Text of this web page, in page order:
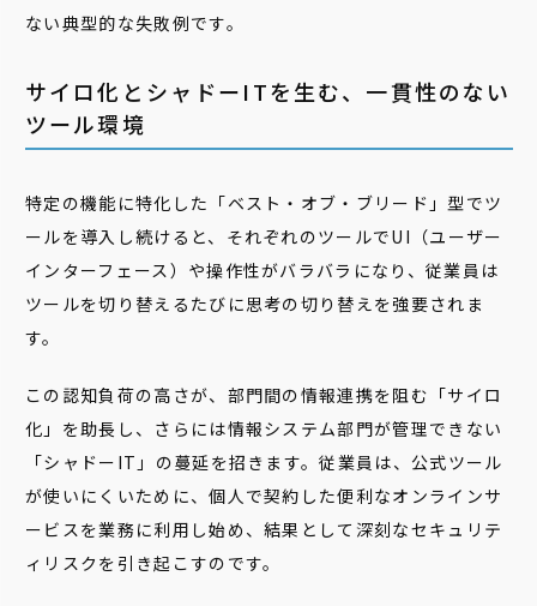
ない典型的な失敗例です。
サイロ化とシャドーITを生む、一貫性のない
ツール環境
特定の機能に特化した「ベスト・オブ・ブリード」型でツ
ールを導入し続けると、それぞれのツールでUI（ユーザー
インターフェース）や操作性がバラバラになり、従業員は
ツールを切り替えるたびに思考の切り替えを強要されま
す。
この認知負荷の高さが、部門間の情報連携を阻む「サイロ
化」を助長し、さらには情報システム部門が管理できない
「シャドーIT」の蔓延を招きます。従業員は、公式ツール
が使いにくいために、個人で契約した便利なオンラインサ
ービスを業務に利用し始め、結果として深刻なセキュリテ
ィリスクを引き起こすのです。